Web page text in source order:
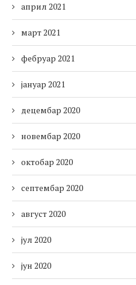
април 2021
март 2021
фебруар 2021
јануар 2021
децембар 2020
новембар 2020
октобар 2020
септембар 2020
август 2020
јул 2020
јун 2020